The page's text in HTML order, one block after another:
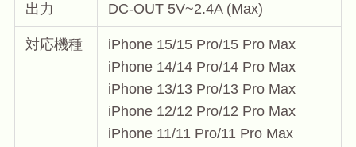
出力 DC-OUT 5V~2.4A (Max)
対応機種
iPhone 15/15 Pro/15 Pro Max
iPhone 14/14 Pro/14 Pro Max
iPhone 13/13 Pro/13 Pro Max
iPhone 12/12 Pro/12 Pro Max
iPhone 11/11 Pro/11 Pro Max